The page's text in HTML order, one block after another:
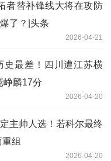
者替补锋线大将在攻防
了？|头条
2026-04-21
史最差！四川遭江苏横
峥麟17分
2026-04-20
主帅人选！若科尔最终
组
2026-04-20